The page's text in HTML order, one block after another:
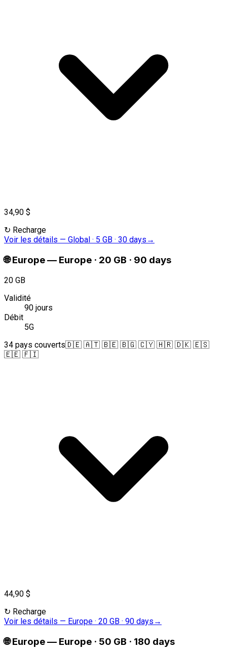
34,90 $
↻ Recharge
Voir les détails — Global · 5 GB · 30 days →
🌐 Europe— Europe · 20 GB · 90 days
20 GB
Validité
90 jours
Débit
5G
34 pays couverts🇩🇪 🇦🇹 🇧🇪 🇧🇬 🇨🇾 🇭🇷 🇩🇰 🇪🇸
🇪🇪 🇫🇮
44,90 $
↻ Recharge
Voir les détails — Europe · 20 GB · 90 days →
🌐 Europe— Europe · 50 GB · 180 days